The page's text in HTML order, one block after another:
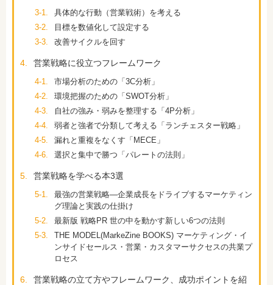
3-1.
具体的な行動（営業戦術）を考える
3-2.
目標を数値化して設定する
3-3.
改善サイクルを回す
4. 営業戦略に役立つフレームワーク
4-1.
市場分析のための「3C分析」
4-2.
環境把握のための「SWOT分析」
4-3.
自社の強み・弱みを整理する「4P分析」
4-4.
弱者と強者で分類して考える「ランチェスター戦略」
4-5.
漏れと重複をなくす「MECE」
4-6.
選択と集中で勝つ「パレートの法則」
5. 営業戦略を学べる本3選
5-1.
最強の営業戦略―企業成長をドライブするマーケティン
グ理論と実践の仕掛け
5-2.
最新版 戦略PR 世の中を動かす新しい6つの法則
5-3.
THE MODEL(MarkeZine BOOKS) マーケティング・イ
ンサイドセールス・営業・カスタマーサクセスの共業プ
ロセス
6.
営業戦略の立て方やフレームワーク、成功ポイントを紹